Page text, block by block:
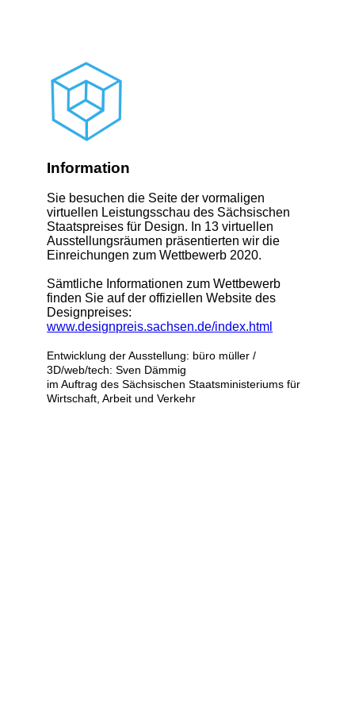
Information
Sie besuchen die Seite der vormaligen
virtuellen Leistungsschau des Sächsischen
Staatspreises für Design. In 13 virtuellen
Ausstellungsräumen präsentierten wir die
Einreichungen zum Wettbewerb 2020.
Sämtliche Informationen zum Wettbewerb
finden Sie auf der offiziellen Website des
Designpreises:
www.designpreis.sachsen.de/index.html
Entwicklung der Ausstellung: büro müller /
3D/web/tech: Sven Dämmig
im Auftrag des Sächsischen Staatsministeriums für
Wirtschaft, Arbeit und Verkehr